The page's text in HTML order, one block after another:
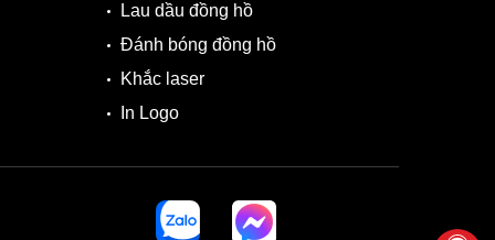
Lau dầu đồng hồ
Đánh bóng đồng hồ
Khắc laser
In Logo